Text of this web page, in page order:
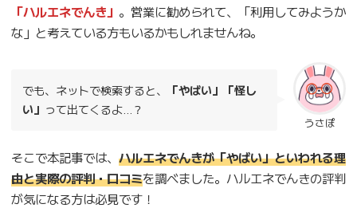
「ハルエネでんき」 。営業に勧められて、「利用してみようか
な」と考えている方もいるかもしれませんね。
うさぽ
でも、ネットで検索すると、
「やばい」「怪し
い」 って出てくるよ…？
そこで本記事では、 ハルエネでんきが「やばい」といわれる理
由と実際の評判・口コミを調べました。ハルエネでんきの評判
が気になる方は必見です！